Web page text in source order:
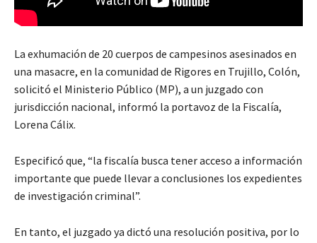
La exhumación de 20 cuerpos de campesinos asesinados en
una masacre, en la comunidad de Rigores en Trujillo, Colón,
solicitó el Ministerio Público (MP), a un juzgado con
jurisdicción nacional, informó la portavoz de la Fiscalía,
Lorena Cálix.
Especificó que, “la fiscalía busca tener acceso a información
importante que puede llevar a conclusiones los expedientes
de investigación criminal”.
En tanto, el juzgado ya dictó una resolución positiva, por lo